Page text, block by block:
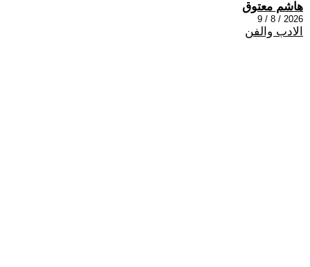
هاشم معتوق
2026 / 8 / 9
الادب والفن